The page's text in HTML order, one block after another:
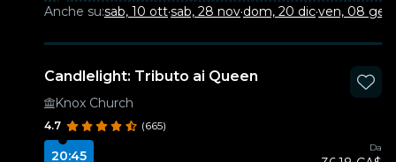
Anche su:sab, 10 ott·sab, 28 nov·dom, 20 dic·ven, 08 gen
Candlelight: Tributo ai Queen
Knox Church
4.7 (665)
20:45
Da